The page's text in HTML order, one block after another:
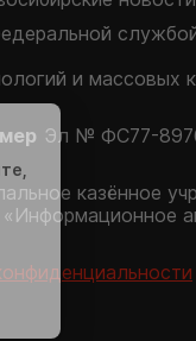
и массовых
Эл № ФС77-
казённое